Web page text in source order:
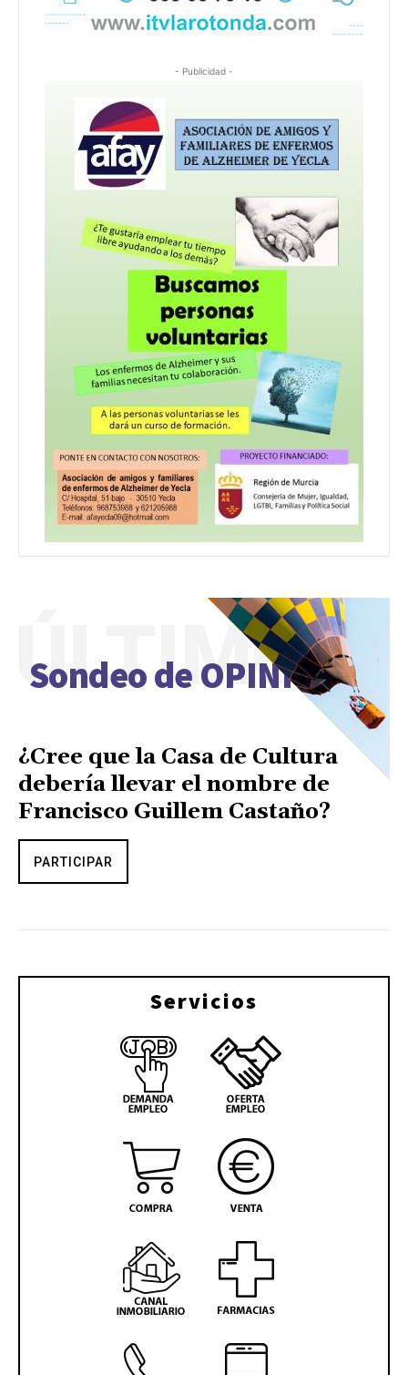
- Publicidad -
Sondeo de OPINIÓN
ÚLTIMO
¿Cree que la Casa de Cultura
debería llevar el nombre de
Francisco Guillem Castaño?
PARTICIPAR
Servicios